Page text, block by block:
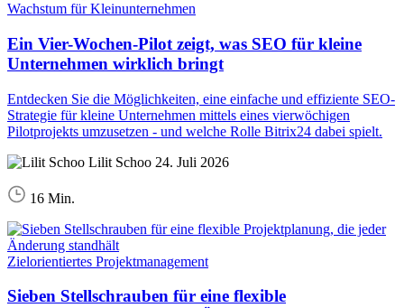
Wachstum für Kleinunternehmen
Ein Vier-Wochen-Pilot zeigt, was SEO für kleine
Unternehmen wirklich bringt
Entdecken Sie die Möglichkeiten, eine einfache und effiziente SEO-
Strategie für kleine Unternehmen mittels eines vierwöchigen
Pilotprojekts umzusetzen - und welche Rolle Bitrix24 dabei spielt.
Lilit Schoo 24. Juli 2026
16 Min.
Zielorientiertes Projektmanagement
Sieben Stellschrauben für eine flexible